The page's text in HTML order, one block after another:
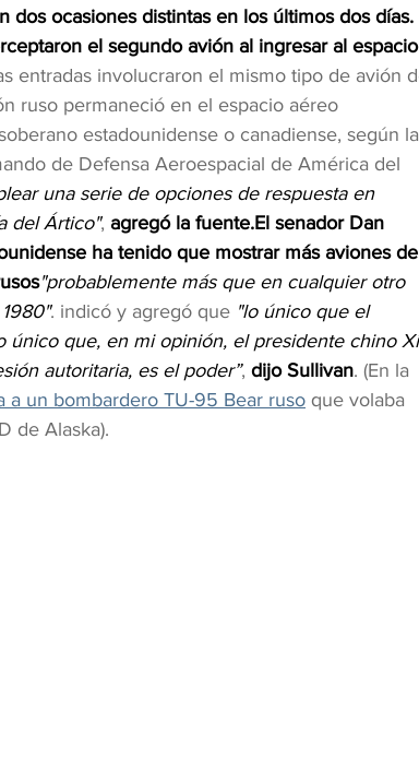
dos ocasiones distintas en los últimos dos días.
el segundo avión al ingresar al
entradas involucraron el mismo tipo de avión
ruso permaneció en el espacio aéreo
estadounidense o canadiense, según
de Defensa Aeroespacial de América del
una serie de opciones de respuesta en
del Ártico", agregó la fuente.El senador Dan
ha tenido que mostrar más aviones
"probablemente más que en cualquier otro
. indicó y agregó que "lo único que el
único que, en mi opinión, el presidente chino
autoritaria, es el poder”, dijo Sullivan. (En la
a un bombardero TU-95 Bear ruso que volaba
de Alaska).